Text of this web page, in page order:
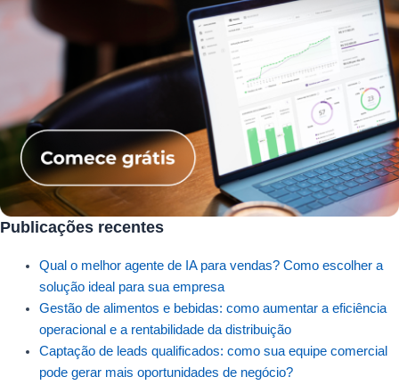
Publicações recentes
Qual o melhor agente de IA para vendas? Como escolher a
solução ideal para sua empresa
Gestão de alimentos e bebidas: como aumentar a eficiência
operacional e a rentabilidade da distribuição
Captação de leads qualificados: como sua equipe comercial
pode gerar mais oportunidades de negócio?